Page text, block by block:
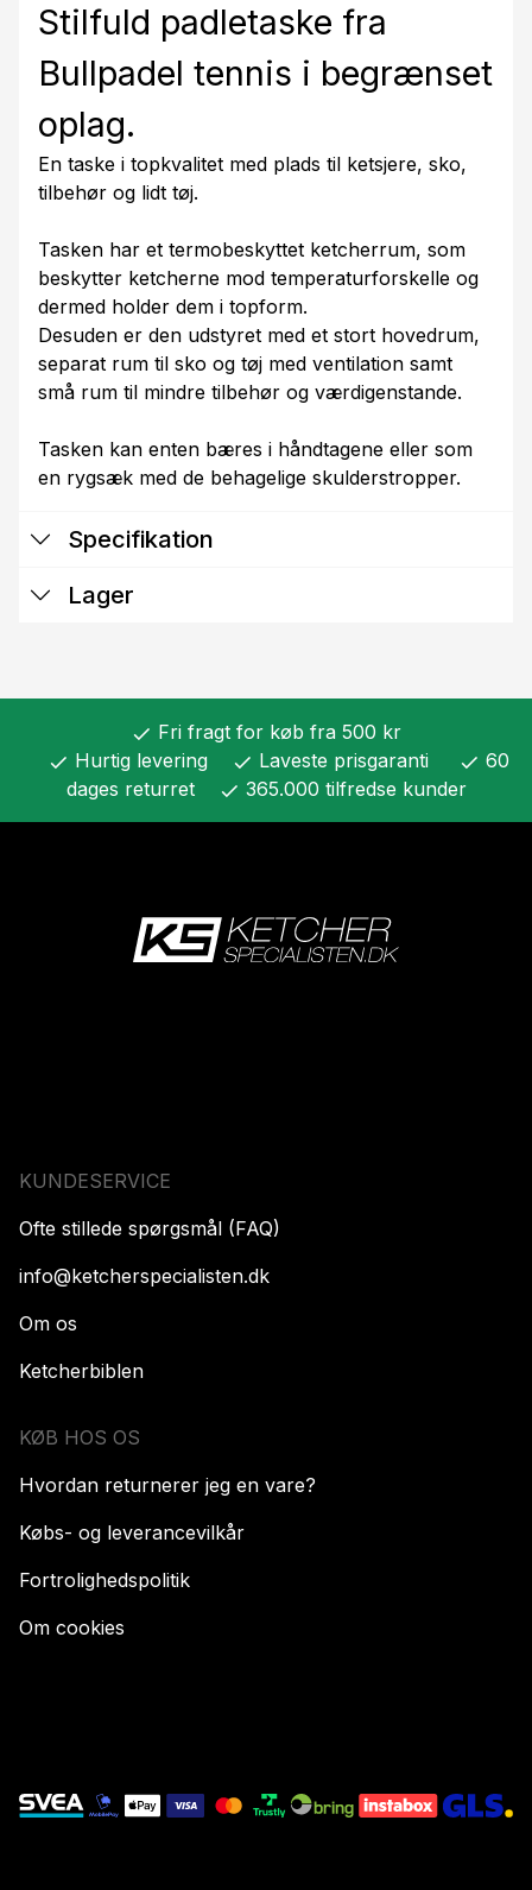
Stilfuld padletaske fra
Bullpadel tennis i begrænset
oplag.
En taske i topkvalitet med plads til ketsjere, sko,
tilbehør og lidt tøj.
Tasken har et termobeskyttet ketcherrum, som
beskytter ketcherne mod temperaturforskelle og
dermed holder dem i topform.
Desuden er den udstyret med et stort hovedrum,
separat rum til sko og tøj med ventilation samt
små rum til mindre tilbehør og værdigenstande.
Tasken kan enten bæres i håndtagene eller som
en rygsæk med de behagelige skulderstropper.
Specifikation
Lager
check Fri fragt for køb fra 500 kr
check Hurtig levering check Laveste prisgaranti check 60
dages returret
check 365.000 tilfredse kunder
KUNDESERVICE
Ofte stillede spørgsmål (FAQ)
info@ketcherspecialisten.dk
Om os
Ketcherbiblen
KØB HOS OS
Hvordan returnerer jeg en vare?
Købs- og leverancevilkår
Fortrolighedspolitik
Om cookies